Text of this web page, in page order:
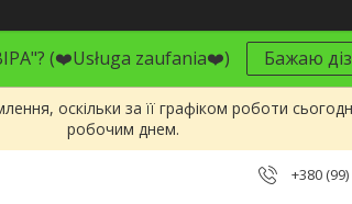
(❤️Usługa zaufania❤️) Бажаю
оскільки за її графіком роботи
робочим днем.
+380